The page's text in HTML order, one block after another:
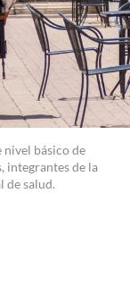
nivel básico de
integrantes de la
de salud.